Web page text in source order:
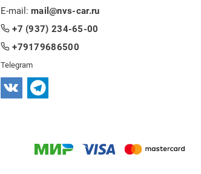
E-mail: mail@nvs-car.ru
+7 (937) 234-65-00
+79179686500
Telegram